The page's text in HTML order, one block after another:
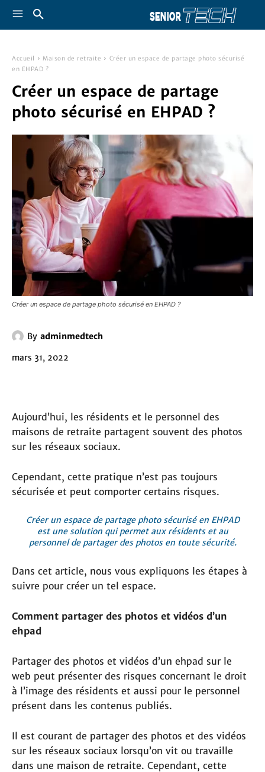
Accueil Maison de retraite
Créer un espace de partage photo sécurisé
en EHPAD ?
Créer un espace de partage
photo sécurisé en EHPAD ?
Créer un espace de partage photo sécurisé en EHPAD ?
By adminmedtech
mars 31, 2022
Aujourd’hui, les résidents et le personnel des
maisons de retraite partagent souvent des photos
sur les réseaux sociaux.
Cependant, cette pratique n’est pas toujours
sécurisée et peut comporter certains risques.
Créer un espace de partage photo sécurisé en EHPAD
est une solution qui permet aux résidents et au
personnel de partager des photos en toute sécurité.
Dans cet article, nous vous expliquons les étapes à
suivre pour créer un tel espace.
Comment partager des photos et vidéos d’un
ehpad
Partager des photos et vidéos d’un ehpad sur le
web peut présenter des risques concernant le droit
à l’image des résidents et aussi pour le personnel
présent dans les contenus publiés.
Il est courant de partager des photos et des vidéos
sur les réseaux sociaux lorsqu’on vit ou travaille
dans une maison de retraite. Cependant, cette